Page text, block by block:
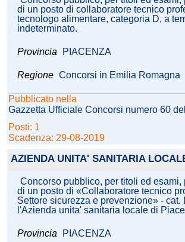
di un posto di collaboratore tecnico
tecnologo alimentare, categoria D, a
indeterminato.
Provincia PIACENZA
Regione Concorsi in Emilia Romagna
Pubblicato nella
Gazzetta Ufficiale Concorsi numero 60
Posti: 1
Scadenza: 29-08-2019
AZIENDA UNITA' SANITARIA
Concorso pubblico, per titoli ed esami,
di un posto di «Collaboratore tecnico
Settore sicurezza e prevenzione» - cat.
l'Azienda unita' sanitaria locale di
Provincia PIACENZA